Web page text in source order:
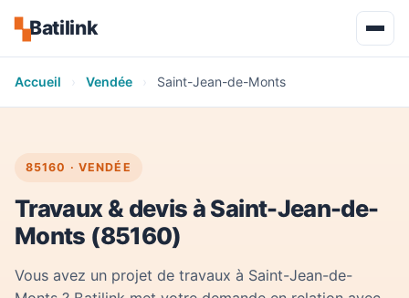
▚Batilink
Accueil › Vendée › Saint-Jean-de-Monts
85160 · VENDÉE
Travaux & devis à Saint-Jean-de-
Monts (85160)
Vous avez un projet de travaux à Saint-Jean-de-